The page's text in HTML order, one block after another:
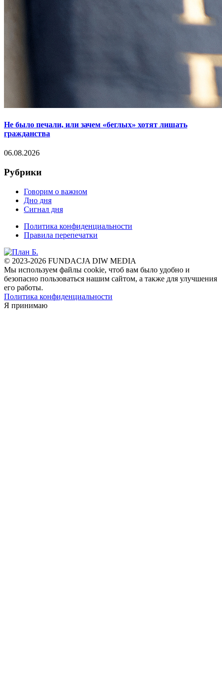
Не было печали, или зачем «беглых» хотят лишать
гражданства
06.08.2026
Рубрики
Говорим о важном
Дно дня
Сигнал дня
Политика конфиденциальности
Правила перепечатки
© 2023-2026 FUNDACJA DIW MEDIA
Мы используем файлы cookie, чтоб вам было удобно и
безопасно пользоваться нашим сайтом, а также для улучшения
его работы.
Политика конфиденциальности
Я принимаю